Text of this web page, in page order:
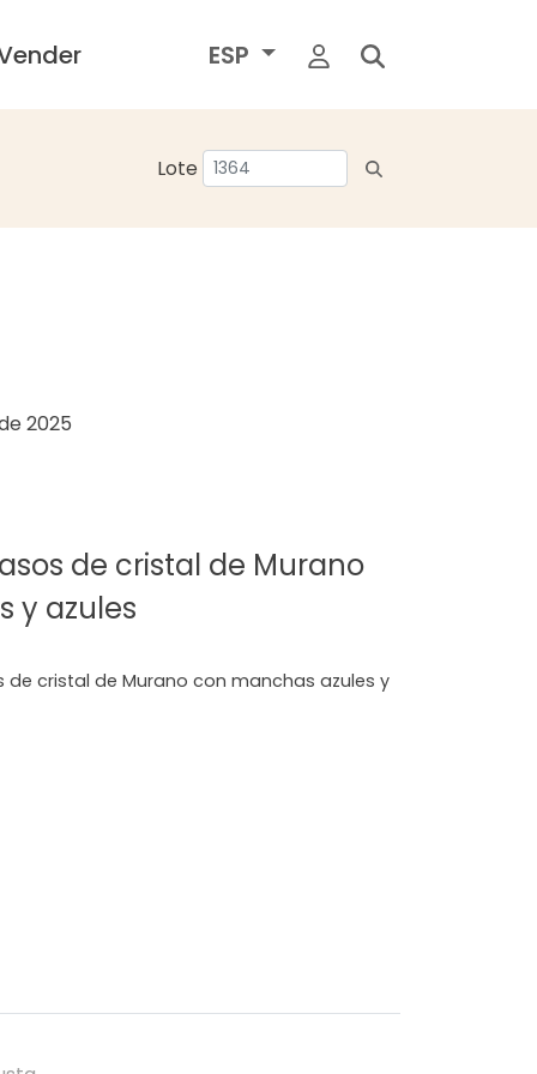
ESP
Lote
2025
de cristal de Murano
y azules
cristal de Murano con manchas azules y